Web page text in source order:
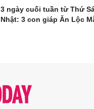
3 ngày cuối tuần từ Thứ
Nhật: 3 con giáp Ăn Lộc